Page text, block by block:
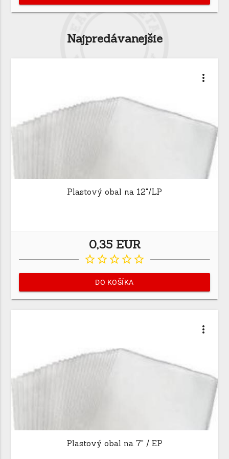
Najpredávanejšie
more_vert
Plastový obal na 12"/LP
0,35 EUR
star_borderstar_borderstar_borderstar_borderstar_border
DO KOŠÍKA
more_vert
Plastový obal na 7" / EP